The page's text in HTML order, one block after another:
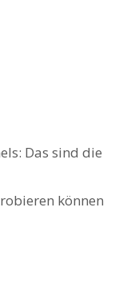
Das sind die
können